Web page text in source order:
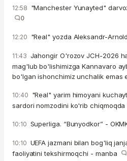
12:58 "Manchester Yunayted"
0
12:20 "Real" yozda Aleksandr-
11:43 Jahongir O'rozov JCH-2026
mag'lub bo'lishimizga Kannavaro
bo'lgan ishonchimiz unchalik emas
10:40 "Real" yarim himoyani
sardori nomzodini ko'rib chiqmoqda
10:10 Superliga. “Bunyodkor” -
10:10 UEFA jazmani bilan bog'liq
faoliyatini tekshirmoqchi - manba